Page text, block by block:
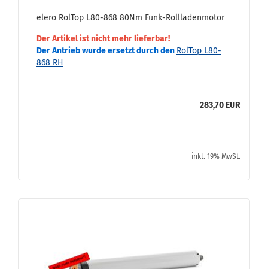
elero Rol­Top L80-​868 80Nm Funk-​Roll­la­den­mo­tor
Der Ar­ti­kel ist nicht mehr lie­fer­bar!
Der An­trieb wurde er­setzt durch den Rol­Top L80-​
868 RH
283,70 EUR
inkl. 19% MwSt.